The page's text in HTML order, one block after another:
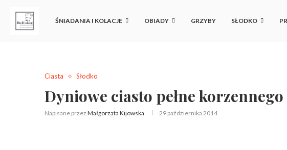
ŚNIADANIA I KOLACJE OBIADY GRZYBY SŁODKO
Ciasta Słodko
Dyniowe ciasto pełne
Napisane przez Małgorzata Kijowska 29 października 2014